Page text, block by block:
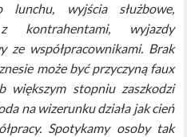
lunchu, wyjścia służbowe,
kontrahentami, wyjazdy
ze współpracownikami. Brak
może być przyczyną faux
większym stopniu zaszkodzi
na wizerunku działa jak cień
Spotykamy osoby tak